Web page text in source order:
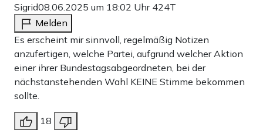
Sigrid08.06.2025 um 18:02 Uhr 424T
Melden
Es erscheint mir sinnvoll, regelmäßig Notizen
anzufertigen, welche Partei, aufgrund welcher Aktion
einer ihrer Bundestagsabgeordneten, bei der
nächstanstehenden Wahl KEINE Stimme bekommen
sollte.
18